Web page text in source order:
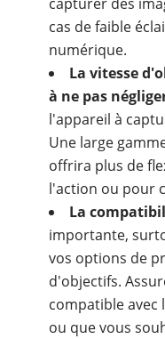
cas de faible
numérique.
La vitesse
à ne pas
l'appareil à
Une large
offrira plus de
l'action ou pour
La
importante,
vos options de
d'objectifs.
compatible avec
ou que vous